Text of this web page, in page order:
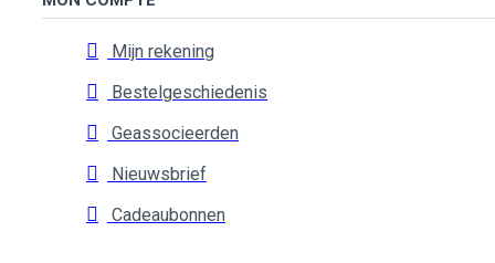
Mijn rekening
Bestelgeschiedenis
Geassocieerden
Nieuwsbrief
Cadeaubonnen